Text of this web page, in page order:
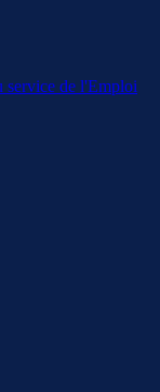
service de l'Emploi